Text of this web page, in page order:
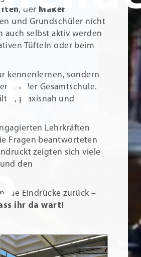
, der Maker
und Grundschüler nicht
auch selbst aktiv werden
Tüfteln oder beim
kennenlernen, sondern
1 der Gesamtschule.
praxisnah und
Lehrkräften
Fragen beantworteten
zeigten sich viele
den
Eindrücke zurück –
ihr da wart!